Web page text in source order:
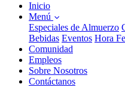
Inicio
Menú
Especiales de Almuerzo
Bebidas Eventos Hora
Comunidad
Empleos
Sobre Nosotros
Contáctanos